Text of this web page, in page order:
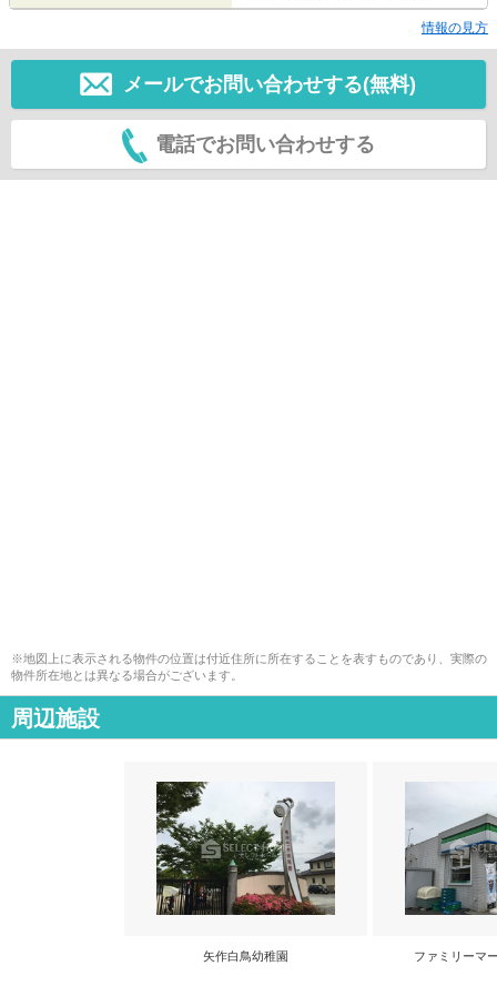
情報の見方
メールでお問い合わせする(無料)
電話でお問い合わせする
※地図上に表示される物件の位置は付近住所に所在することを表すものであり、実際の
物件所在地とは異なる場合がございます。
周辺施設
矢作白鳥幼稚園 ファミリーマ